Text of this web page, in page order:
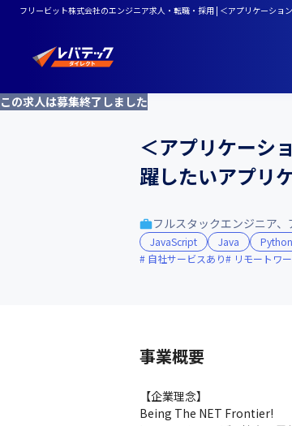
フリービット株式会社のエンジニア求人・転職・採用 | ＜アプリケーシ
この求人は募集終了しました
＜アプリケーシ
躍したいアプリ
フルスタックエンジニア
JavaScript Java
Python
自社サービスあり
リモートワ
事業概要
【企業理念】
Being The NET Frontier!